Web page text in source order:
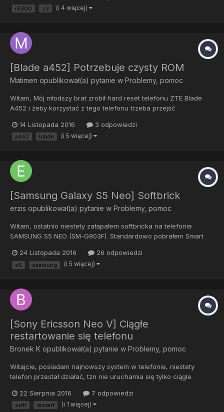
na którym wyczytam coś o tym...
i9300 s3 (i 4 więcej)
[Blade a452] Potrzebuje czysty ROM
Matimen opublikował(a) pytanie w Problemy, pomoc
Witam, Mój młodszy brat zrobił hard reset telefonu ZTE Blade
A452 i żeby korzystać z tego telefonu trzeba przejść
google jakie było przypisane na początku do tego telefonu, lecz
niestety on zapomniał tego maila i teraz jest problem...
14 Listopada 2016 3 odpowiedzi
a452 blade (i 5 więcej)
[Samsung Galaxy S5 Neo] Softbrick
erzis opublikował(a) pytanie w Problemy, pomoc
Witam, ostatnio niestety załapałem softbricka na telefonie
SAMSUNG S5 NEO (SM-G903F). Standardowo pobrałem Smart
odłącza się od PC'ta (win 10) i chwilę później znów się łączy.
Uniemożliwia to przywrócenie systemu. Co mo...
24 Listopada 2016 26 odpowiedzi
s5 samsung (i 5 więcej)
[Sony Ericsson Neo V] Ciągłe
restartowanie się telefonu
Bronek K opublikował(a) pytanie w Problemy, pomoc
Witajcie, posiadam najnowszy system w telefonie, niestety
telefon przestał działać, tzn nie uruchamia się tylko ciągle
22 Sierpnia 2016
7 odpowiedzi
soft restart (i 1 więcej)